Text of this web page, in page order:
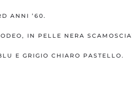
ANNI ’60.
IN PELLE NERA
E GRIGIO CHIARO PASTELLO.